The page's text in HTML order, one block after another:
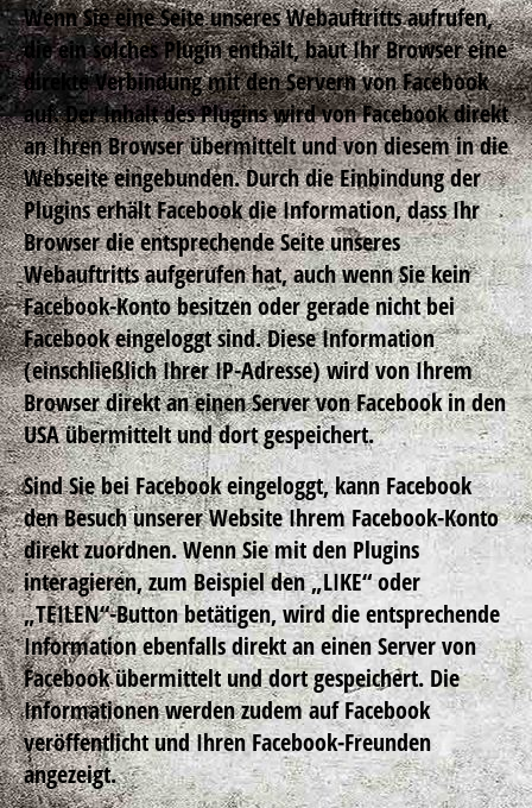
Wenn Sie eine Seite unseres Webauftritts aufrufen,
die ein solches Plugin enthält, baut Ihr Browser eine
direkte Verbindung mit den Servern von Facebook
auf. Der Inhalt des Plugins wird von Facebook direkt
an Ihren Browser übermittelt und von diesem in die
Webseite eingebunden. Durch die Einbindung der
Plugins erhält Facebook die Information, dass Ihr
Browser die entsprechende Seite unseres
Webauftritts aufgerufen hat, auch wenn Sie kein
Facebook-Konto besitzen oder gerade nicht bei
Facebook eingeloggt sind. Diese Information
(einschließlich Ihrer IP-Adresse) wird von Ihrem
Browser direkt an einen Server von Facebook in den
USA übermittelt und dort gespeichert.
Sind Sie bei Facebook eingeloggt, kann Facebook
den Besuch unserer Website Ihrem Facebook-Konto
direkt zuordnen. Wenn Sie mit den Plugins
interagieren, zum Beispiel den „LIKE“ oder
„TEILEN“-Button betätigen, wird die entsprechende
Information ebenfalls direkt an einen Server von
Facebook übermittelt und dort gespeichert. Die
Informationen werden zudem auf Facebook
veröffentlicht und Ihren Facebook-Freunden
angezeigt.